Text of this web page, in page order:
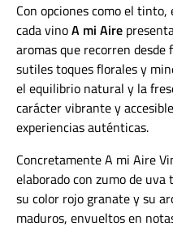
Con opciones como el
cada vinoA mi Aire
aromas que recorren
sutiles toques florales y
el equilibrio natural y la
carácter vibrante y
experiencias auténticas.
Concretamente A mi Aire
elaborado con zumo de
su color rojo granate y su
maduros, envueltos en